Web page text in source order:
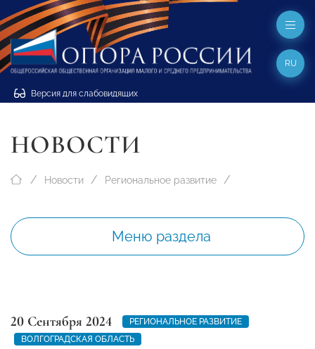
Версия для слабовидящих
RU
НОВОСТИ
Новости Региональное развитие
Меню раздела
20 Сентября 2024
РЕГИОНАЛЬНОЕ РАЗВИТИЕ
ВОЛГОГРАДСКАЯ ОБЛАСТЬ